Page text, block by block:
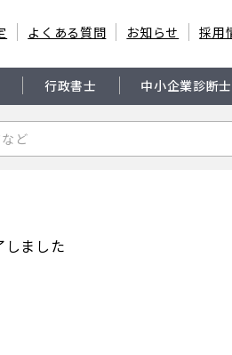
よくある質問 お知らせ 採用
行政書士 中小企業診断士
しました